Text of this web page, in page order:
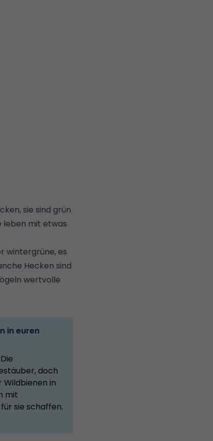
sie sind grün
leben mit etwas
wintergrüne, es
Hecken sind
wertvolle
in euren
doch
in
mit
sie schaffen.